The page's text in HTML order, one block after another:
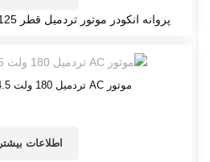
پروانه انکودر موتور تردمیل قطر 125 سوراخ 14 ضخامت 24
موتور AC تردمیل 180 ولت 4.5 HB (4200 دور)
اطلاعات بیشتر